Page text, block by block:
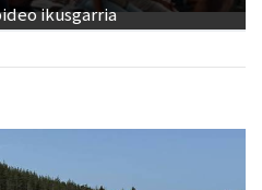
ikusgarria